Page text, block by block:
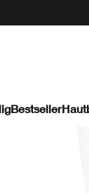
Bestseller